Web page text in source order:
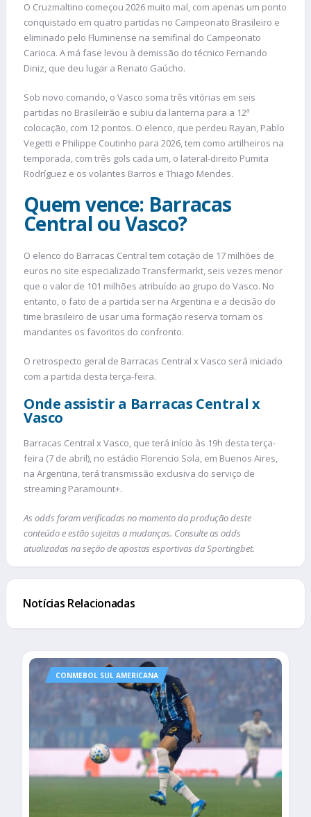
O Cruzmaltino começou 2026 muito mal, com apenas um ponto
conquistado em quatro partidas no Campeonato Brasileiro e
eliminado pelo Fluminense na semifinal do Campeonato
Carioca. A má fase levou à demissão do técnico Fernando
Diniz, que deu lugar a Renato Gaúcho.
Sob novo comando, o Vasco soma três vitórias em seis
partidas no Brasileirão e subiu da lanterna para a 12ª
colocação, com 12 pontos. O elenco, que perdeu Rayan, Pablo
Vegetti e Philippe Coutinho para 2026, tem como artilheiros na
temporada, com três gols cada um, o lateral-direito Pumita
Rodríguez e os volantes Barros e Thiago Mendes.
Quem vence: Barracas
Central ou Vasco?
O elenco do Barracas Central tem cotação de 17 milhões de
euros no site especializado Transfermarkt, seis vezes menor
que o valor de 101 milhões atribuído ao grupo do Vasco. No
entanto, o fato de a partida ser na Argentina e a decisão do
time brasileiro de usar uma formação reserva tornam os
mandantes os favoritos do confronto.
O retrospecto geral de Barracas Central x Vasco será iniciado
com a partida desta terça-feira.
Onde assistir a Barracas Central x
Vasco
Barracas Central x Vasco, que terá início às 19h desta terça-
feira (7 de abril), no estádio Florencio Sola, em Buenos Aires,
na Argentina, terá transmissão exclusiva do serviço de
streaming Paramount+.
As odds foram verificadas no momento da produção deste
conteúdo e estão sujeitas a mudanças. Consulte as odds
atualizadas na seção de apostas esportivas da Sportingbet.
Notícias Relacionadas
CONMEBOL SUL AMERICANA